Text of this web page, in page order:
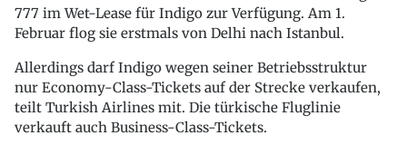
777 im Wet-Lease für Indigo zur Verfügung. Am 1.
Februar flog sie erstmals von Delhi nach Istanbul.
Allerdings darf Indigo wegen seiner Betriebsstruktur
nur Economy-Class-Tickets auf der Strecke verkaufen,
teilt Turkish Airlines mit. Die türkische Fluglinie
verkauft auch Business-Class-Tickets.